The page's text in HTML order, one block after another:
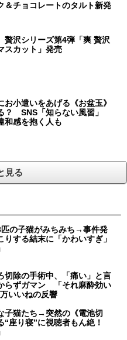
チョコレートのタルト新発
沢シリーズ第4弾「爽 贅沢
スカット」発売
お小遣いをあげる《お盆玉》
？ SNS「知らない風習」
和感を抱く人も
見る
の子猫がみちみち→事件発
する結末に「かわいすぎ」
切除の手術中、「痛い」と言
らずガマン 「それ麻酔効い
いいねの反響
子猫たち→突然の《電池切
座り寝”に視聴者もん絶！